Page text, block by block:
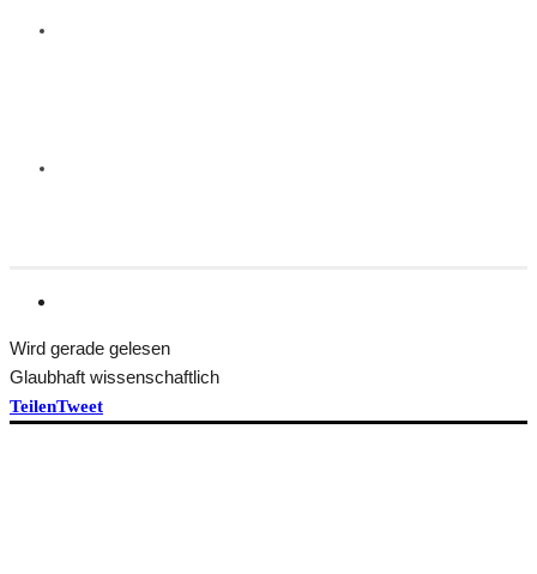
Wird gerade gelesen
Glaubhaft wissenschaftlich
TeilenTweet